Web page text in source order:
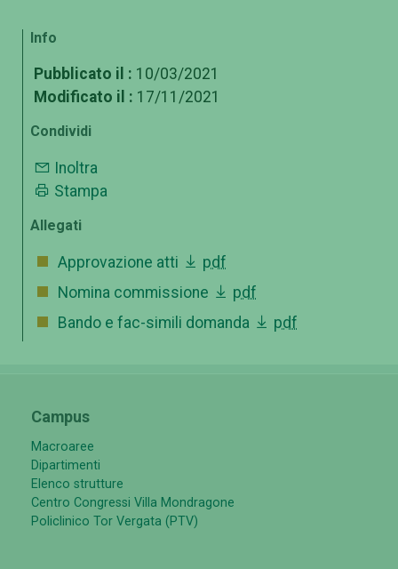
Info
Pubblicato il : 10/03/2021
Modificato il : 17/11/2021
Condividi
Inoltra
Stampa
Allegati
Approvazione atti
pdf
Nomina commissione
pdf
Bando e fac-simili domanda
pdf
Campus
Macroaree
Dipartimenti
Elenco strutture
Centro Congressi Villa Mondragone
Policlinico Tor Vergata (PTV)